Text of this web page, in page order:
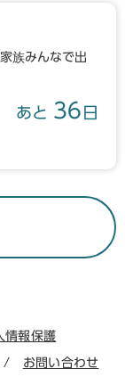
族みんなで出
あと 36 日
情報保護
お問い合わせ